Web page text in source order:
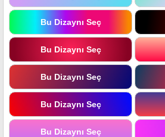
Bu Dizaynı Seç
Bu Dizaynı Seç
Bu Dizaynı Seç
Bu Dizaynı Seç
Bu Dizaynı Seç